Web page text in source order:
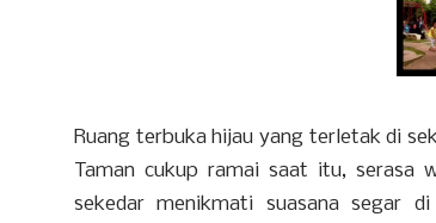
Ruang terbuka hijau yang terletak di
Taman cukup ramai saat itu, serasa
sekedar menikmati suasana segar